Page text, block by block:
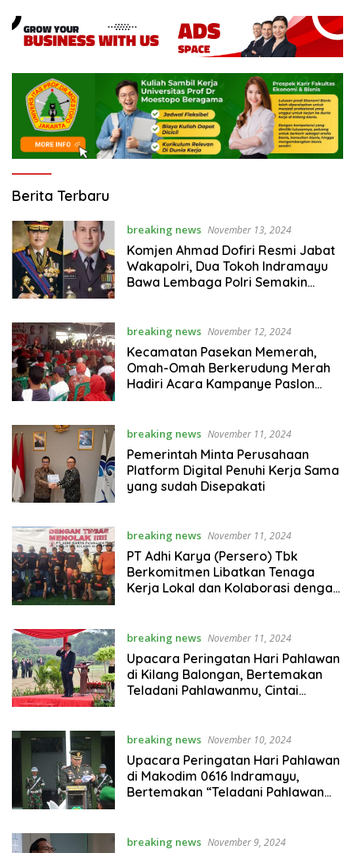
kretorjabar.com
Berita Terbaru
breaking news November 13, 2024
Komjen Ahmad Dofiri Resmi Jabat
Wakapolri, Dua Tokoh Indramayu
Bawa Lembaga Polri Semakin
breaking news November 12, 2024
Kecamatan Pasekan Memerah,
Omah-Omah Berkerudung Merah
Hadiri Acara Kampanye Paslon
breaking news November 11, 2024
Pemerintah Minta Perusahaan
Platform Digital Penuhi Kerja Sama
yang sudah Disepakati
breaking news November 11, 2024
PT Adhi Karya (Persero) Tbk
Berkomitmen Libatkan Tenaga
Kerja Lokal dan Kolaborasi dengan
breaking news November 11, 2024
Upacara Peringatan Hari Pahlawan
di Kilang Balongan, Bertemakan
Teladani Pahlawanmu, Cintai
breaking news November 10, 2024
Upacara Peringatan Hari Pahlawan
di Makodim 0616 Indramayu,
Bertemakan “Teladani Pahlawan
breaking news November 9, 2024